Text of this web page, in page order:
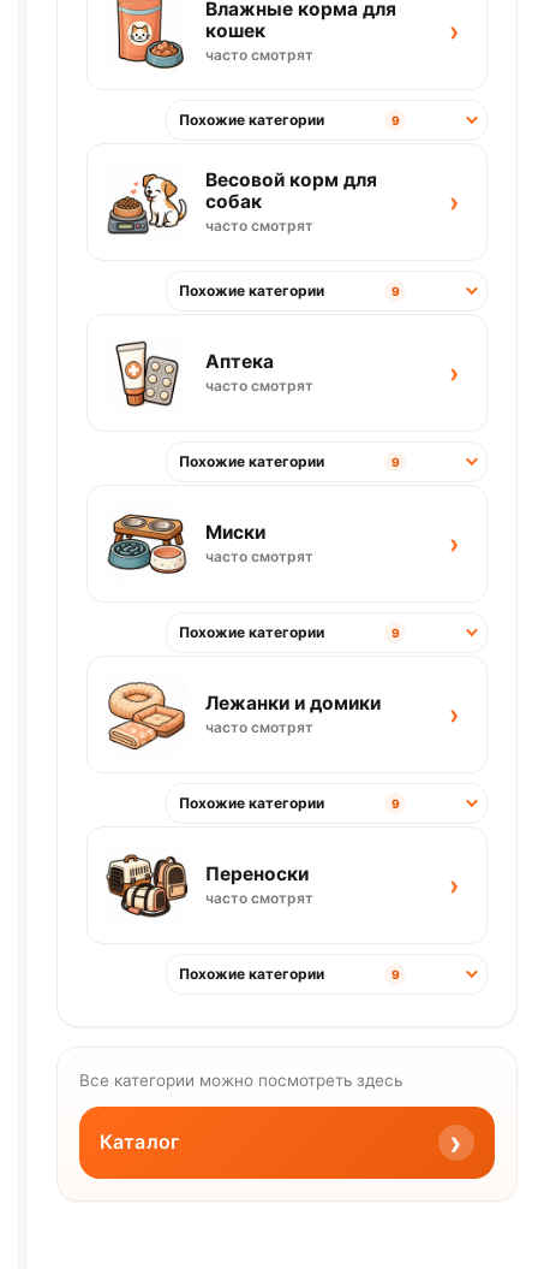
Влажные корма для
кошек
часто смотрят
›
Похожие категории 9
Весовой корм для
собак
часто смотрят
›
Похожие категории 9
Аптека
часто смотрят ›
Похожие категории 9
Миски
часто смотрят ›
Похожие категории 9
Лежанки и домики
часто смотрят ›
Похожие категории 9
Переноски
часто смотрят ›
Похожие категории 9
Все категории можно посмотреть здесь
Каталог ›